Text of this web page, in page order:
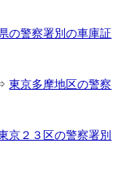
の警察署別の車庫証
東京多摩地区の警察
京２３区の警察署別